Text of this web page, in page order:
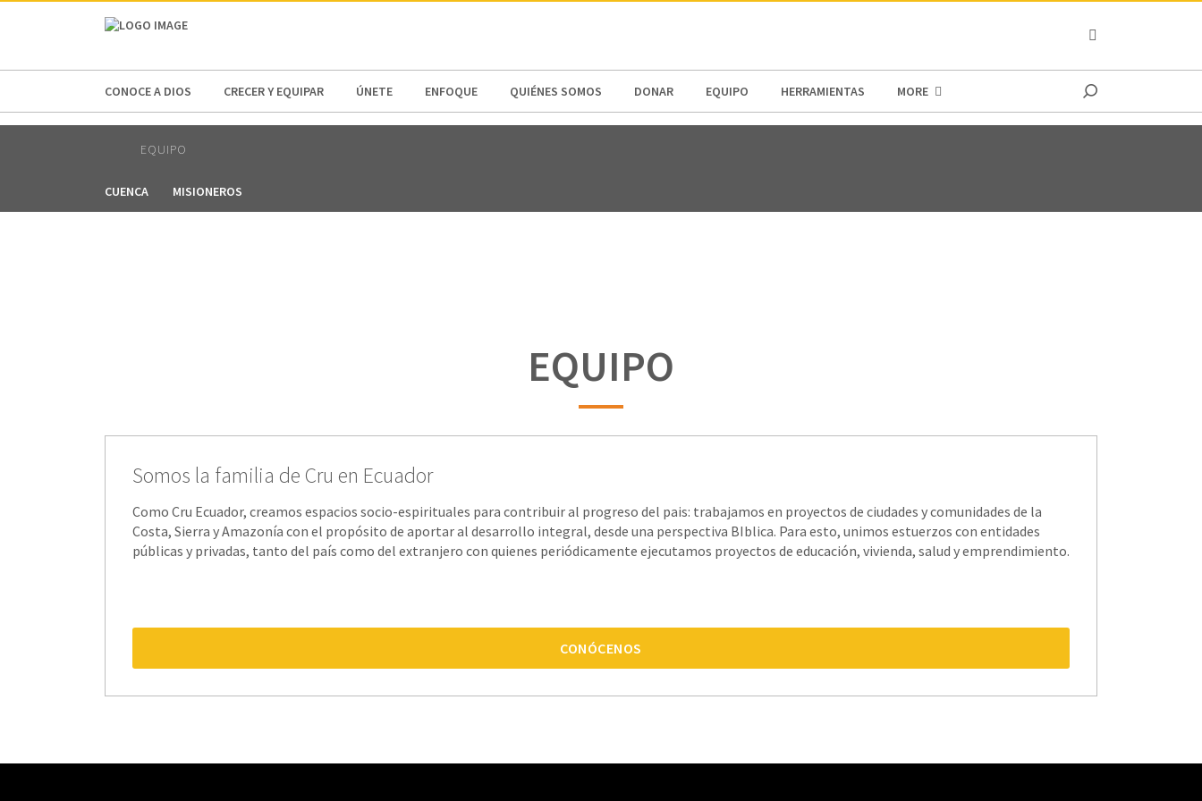
AFRICA
CONOCE A DIOS CRECER Y EQUIPAR ÚNETE ENFOQUE QUIÉNES SOMOS DONAR EQUIPO HERRAMIENTAS MORE
EQUIPO
CUENCA MISIONEROS
EQUIPO
Somos la familia de Cru en Ecuador
Como Cru Ecuador, creamos espacios socio-espirituales para contribuir al progreso del pais: trabajamos en proyectos de ciudades y comunidades de la
Costa, Sierra y Amazonía con el propósito de aportar al desarrollo integral, desde una perspectiva BIblica. Para esto, unimos estuerzos con entidades
públicas y privadas, tanto del país como del extranjero con quienes periódicamente ejecutamos proyectos de educación, vivienda, salud y emprendimiento.
CONÓCENOS